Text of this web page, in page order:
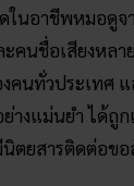
ในอาชีพหมอดูจ
ะคนชื่อเสียงหล
งคนทั่วประเทศ
ย่างแม่นยำ ได้
นิตยสารติดต่อข